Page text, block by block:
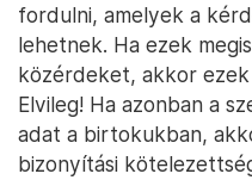
fordulni, amelyek a
lehetnek. Ha ezek
közérdeket, akkor
Elvileg! Ha azonban a
adat a birtokukban,
bizonyítási